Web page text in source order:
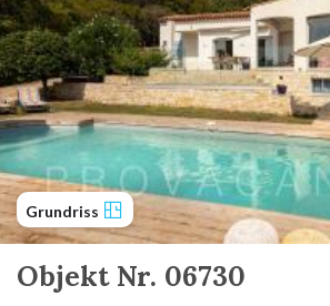
Grundriss
Objekt Nr. 06730